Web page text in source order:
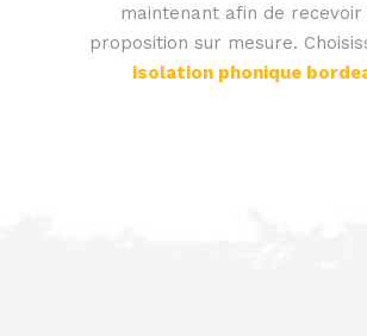
maintenant afin de
proposition sur mesure.
isolation phonique